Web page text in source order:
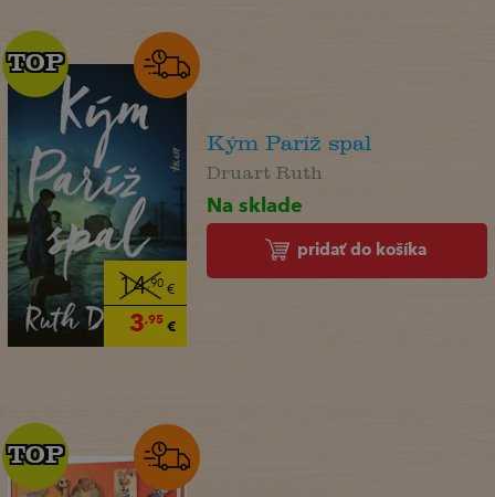
14,90€
3,95€
TOP
TOP
Kým Paríž spal
Druart Ruth
Na sklade
pridať do košíka
TOP
TOP